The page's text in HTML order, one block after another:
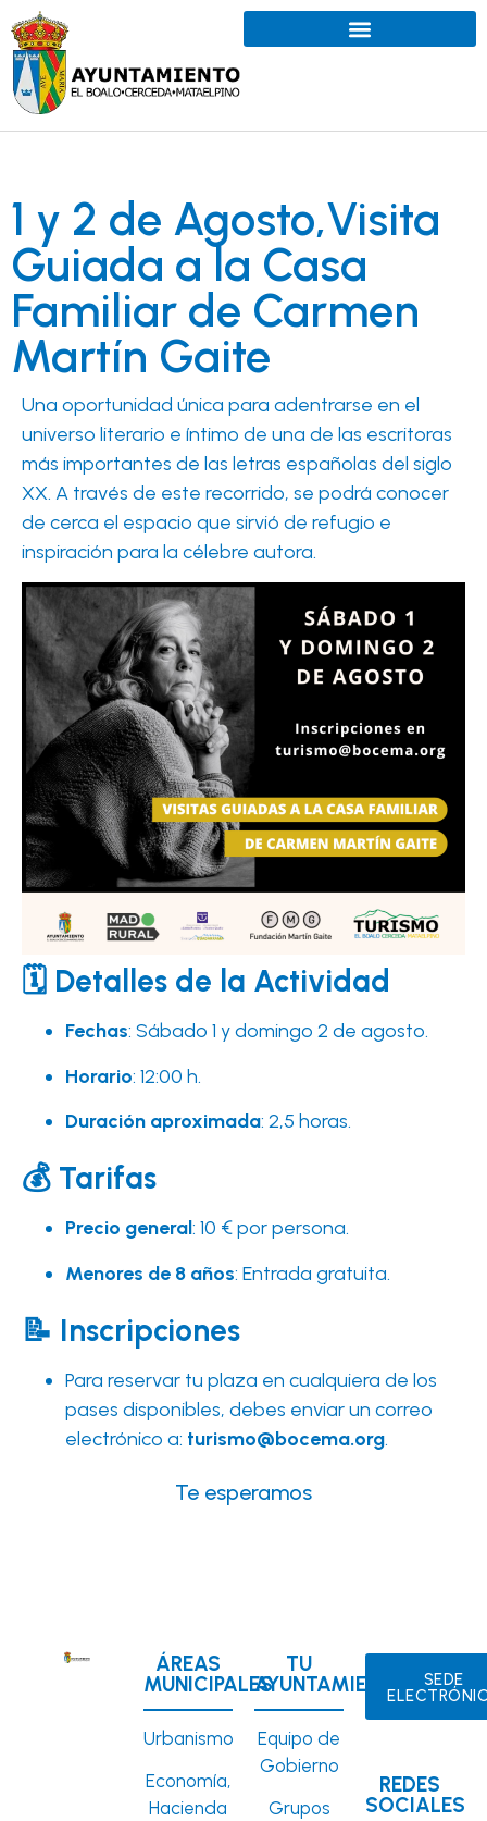
1 y 2 de Agosto,Visita
Guiada a la Casa
Familiar de Carmen
Martín Gaite
Una oportunidad única para adentrarse en el
universo literario e íntimo de una de las escritoras
más importantes de las letras españolas del siglo
XX. A través de este recorrido, se podrá conocer
de cerca el espacio que sirvió de refugio e
inspiración para la célebre autora.
🗓️ Detalles de la Actividad
Fechas: Sábado 1 y domingo 2 de agosto.
Horario: 12:00 h.
Duración aproximada: 2,5 horas.
💰 Tarifas
Precio general: 10 € por persona.
Menores de 8 años: Entrada gratuita.
📝 Inscripciones
Para reservar tu plaza en cualquiera de los
pases disponibles, debes enviar un correo
electrónico a: turismo@bocema.org.
Te esperamos
ÁREAS
MUNICIPALES
Urbanismo
Economía,
Hacienda
TU
AYUNTAMIENTO
Equipo de
Gobierno
Grupos
SEDE
REDES
SOCIALES